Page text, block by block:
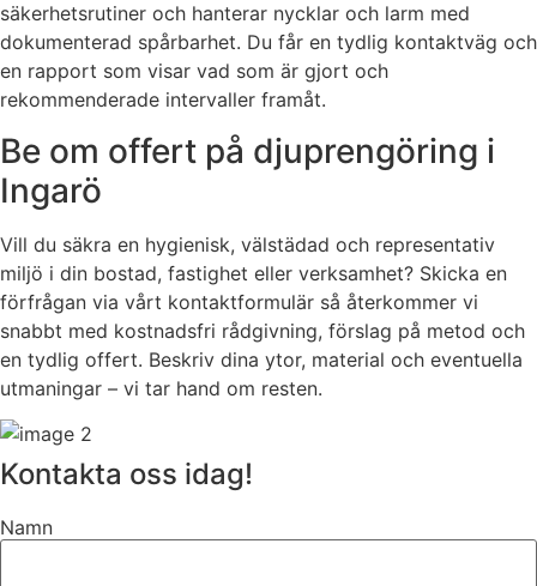
säkerhetsrutiner och hanterar nycklar och larm med
dokumenterad spårbarhet. Du får en tydlig kontaktväg och
en rapport som visar vad som är gjort och
rekommenderade intervaller framåt.
Be om offert på djuprengöring i
Ingarö
Vill du säkra en hygienisk, välstädad och representativ
miljö i din bostad, fastighet eller verksamhet? Skicka en
förfrågan via vårt kontaktformulär så återkommer vi
snabbt med kostnadsfri rådgivning, förslag på metod och
en tydlig offert. Beskriv dina ytor, material och eventuella
utmaningar – vi tar hand om resten.
Kontakta oss idag!
Namn